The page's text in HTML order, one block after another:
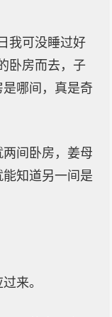
我可没睡过好
卧房而去，子
哪间，真是奇
间卧房，姜母
知道另一间是
来。